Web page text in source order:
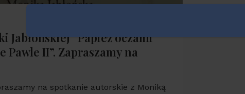
“Papież oczami
Pawle II”. Zapraszamy na
na spotkanie autorskie z Moniką